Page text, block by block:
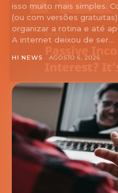
isso muito mais simples.
(ou com versões
organizar a rotina e até
A internet deixou de ser...
HI NEWS AGOSTO 6, 2026